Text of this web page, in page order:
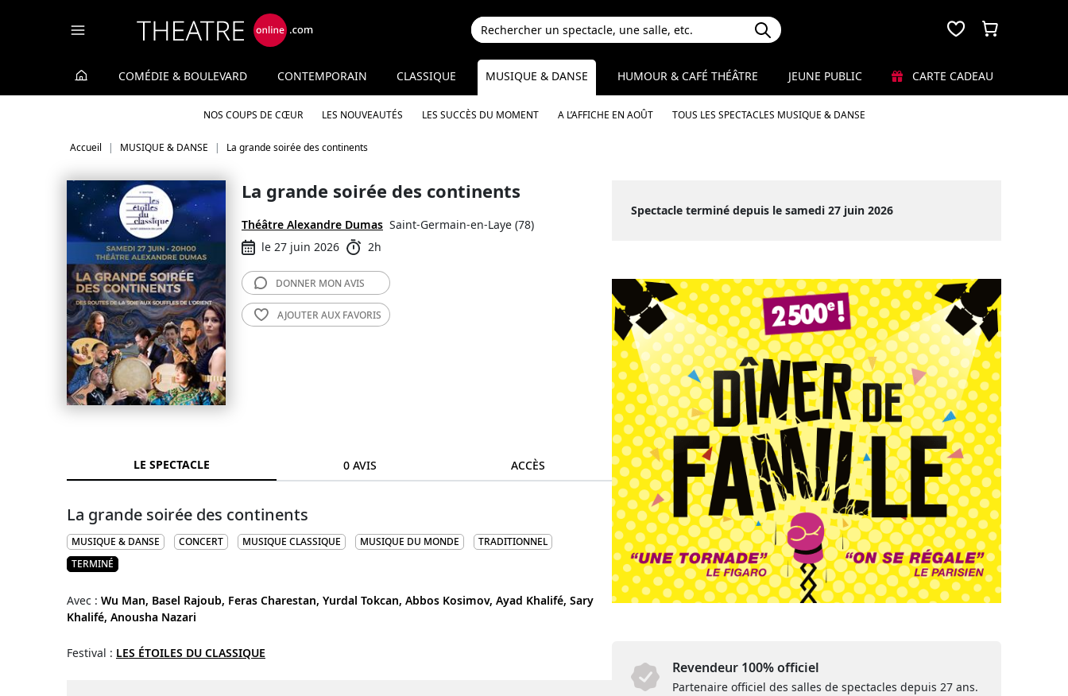
COMÉDIE & BOULEVARD CONTEMPORAIN CLASSIQUE MUSIQUE & DANSE
NOS COUPS DE CŒUR LES NOUVEAUTÉS LES SUCCÈS DU MOMENT A L’AFFICHE EN AOÛT TOUS LES SPECTACLES MUSIQUE & DANSE
HUMOUR & CAFÉ THÉÂTRE JEUNE PUBLIC CARTE CADEAU
Accueil MUSIQUE & DANSE La grande soirée des continents
La grande soirée des continents
Théâtre Alexandre Dumas Saint-Germain-en-Laye (78)
le 27 juin 2026
2h
DONNER MON AVIS
AJOUTER AUX FAVORIS
LE SPECTACLE 0 AVIS ACCÈS
La grande soirée des continents
MUSIQUE & DANSE CONCERT MUSIQUE CLASSIQUE MUSIQUE DU MONDE
TRADITIONNEL
TERMINÉ
Avec : Wu Man, Basel Rajoub, Feras Charestan, Yurdal Tokcan, Abbos Kosimov, Ayad Khalifé, Sary
Khalifé, Anousha Nazari
Festival : LES ÉTOILES DU CLASSIQUE
Spectacle terminé depuis le samedi 27 juin 2026
Revendeur 100% officiel
Partenaire officiel des salles de spectacles depuis 27 ans.